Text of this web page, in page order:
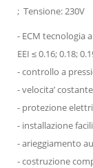
; Tensione: 230V
- ECM tecnologia
EEI ≤ 0.16; 0.18;
- controllo a
- velocita’ costante
- protezione
- installazione
- arieggiamento
- costruzione